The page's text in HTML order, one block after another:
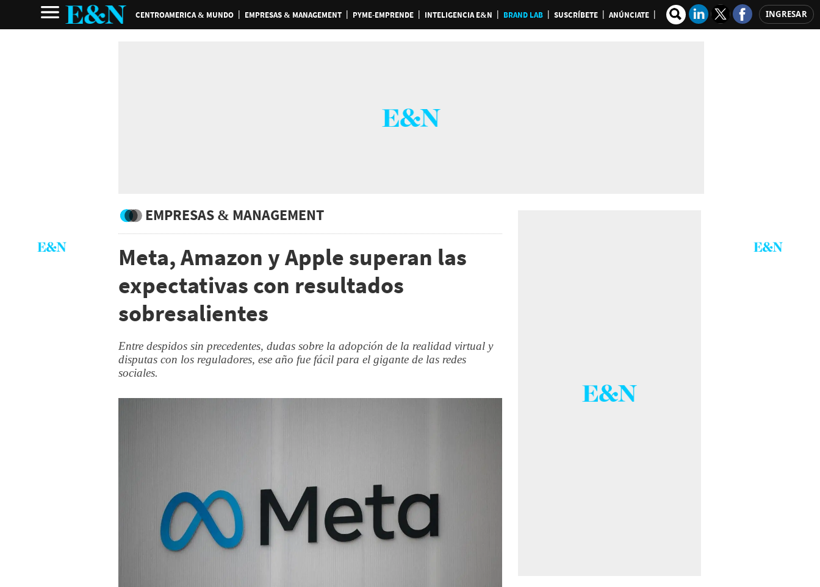
CENTROAMERICA & MUNDO EMPRESAS & MANAGEMENT PYME-EMPRENDE INTELIGENCIA E&N BRAND LAB SUSCRÍBETE ANÚNCIATE INGRESAR
EMPRESAS & MANAGEMENT
Meta, Amazon y Apple superan las
expectativas con resultados
sobresalientes
Entre despidos sin precedentes, dudas sobre la adopción de la realidad virtual y
disputas con los reguladores, ese año fue fácil para el gigante de las redes
sociales.